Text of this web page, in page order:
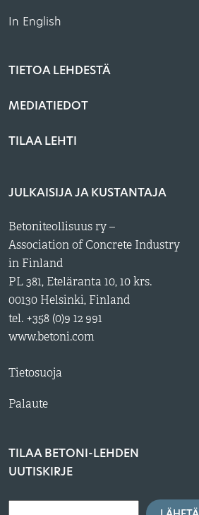
In English
TIETOA LEHDESTÄ
MEDIATIEDOT
TILAA LEHTI
JULKAISIJA JA KUSTANTAJA
Betoniteollisuus ry –
Association of Concrete Industry
in Finland
PL 381, Eteläranta 10, 10 krs.
00130 Helsinki, Finland
tel. +358 (0)9 12 991
www.betoni.com
Tietosuoja
Palaute
TILAA BETONI-LEHDEN
UUTISKIRJE